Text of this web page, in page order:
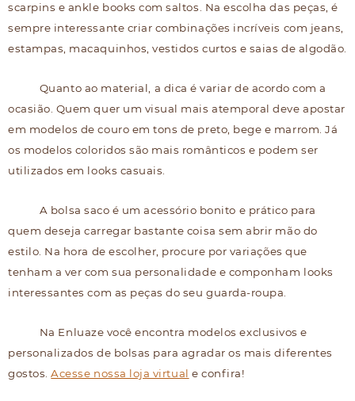
scarpins e ankle books com saltos. Na escolha das peças, é
sempre interessante criar combinações incríveis com jeans,
estampas, macaquinhos, vestidos curtos e saias de algodão.
Quanto ao material, a dica é variar de acordo com a
ocasião. Quem quer um visual mais atemporal deve apostar
em modelos de couro em tons de preto, bege e marrom. Já
os modelos coloridos são mais românticos e podem ser
utilizados em looks casuais.
A bolsa saco é um acessório bonito e prático para
quem deseja carregar bastante coisa sem abrir mão do
estilo. Na hora de escolher, procure por variações que
tenham a ver com sua personalidade e componham looks
interessantes com as peças do seu guarda-roupa.
Na Enluaze você encontra modelos exclusivos e
personalizados de bolsas para agradar os mais diferentes
gostos.Acesse nossa loja virtual e confira!